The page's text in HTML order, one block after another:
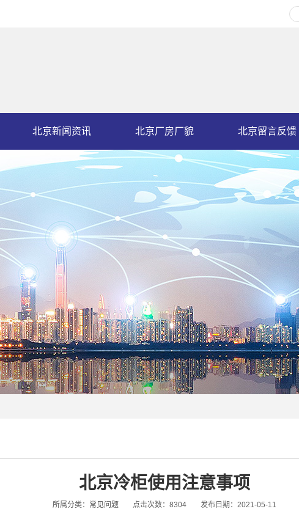
北京新闻资讯 北京厂房厂貌 北京留言反馈
北京冷柜使用注意事项
所属分类：常见问题 点击次数：8304 发布日期：2021-05-11